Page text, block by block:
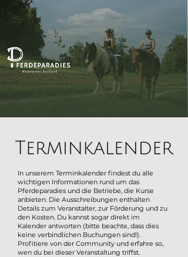
In unserem Terminkalender findest du alle
wichtigen Informationen rund um das
Pferdeparadies und die Betriebe, die Kurse
anbieten. Die Ausschreibungen enthalten
Details zum Veranstalter, zur Förderung und zu
den Kosten. Du kannst sogar direkt im
Kalender antworten (bitte beachte, dass dies
keine verbindlichen Buchungen sind!).
Profitiere von der Community und erfahre so,
wen du bei dieser Veranstaltung triffst.